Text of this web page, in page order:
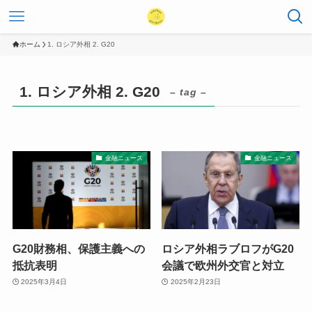
ホーム 1. ロシア外相 2. G20
1. ロシア外相 2. G20 – tag –
金融ニュース
G20財務相、保護主義への
抵抗表明
2025年3月4日
金融ニュース
ロシア外相ラブロフがG20
会議で欧州外交官と対立
2025年2月23日